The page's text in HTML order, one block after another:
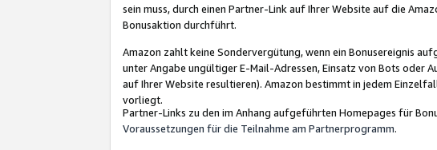
sein muss, durch einen Partner-Link auf Ihrer Website auf die
Bonusaktion durchführt.
Amazon zahlt keine Sondervergütung, wenn ein Bonusereignis
unter Angabe ungültiger E-Mail-Adressen, Einsatz von Bots oder
auf Ihrer Website resultieren). Amazon bestimmt in jedem
vorliegt.
Partner-Links zu den im Anhang aufgeführten Homepages für
Voraussetzungen für die Teilnahme am Partnerprogramm.